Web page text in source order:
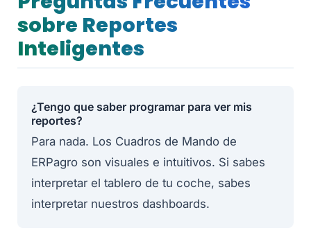
sobre Reportes
Inteligentes
¿Tengo que saber programar para ver mis
reportes?
Para nada. Los Cuadros de Mando de
ERPagro son visuales e intuitivos. Si sabes
interpretar el tablero de tu coche, sabes
interpretar nuestros dashboards.